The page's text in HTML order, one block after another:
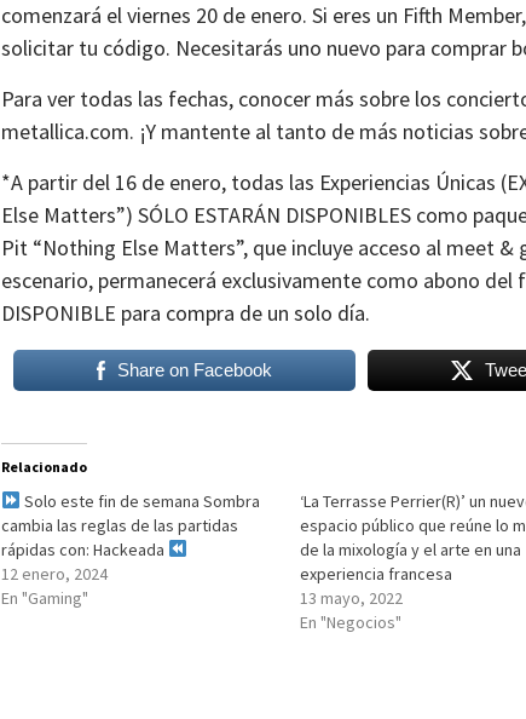
comenzará el viernes 20 de enero. Si eres un Fifth
solicitar tu código. Necesitarás uno nuevo para comprar
Para ver todas las fechas, conocer más sobre los
metallica.com. ¡Y mantente al tanto de más noticias
*A partir del 16 de enero, todas las Experiencias Únicas
Else Matters”) SÓLO ESTARÁN DISPONIBLES como
Pit “Nothing Else Matters”, que incluye acceso al meet
escenario, permanecerá exclusivamente como abono del
DISPONIBLE para compra de un solo día.
Share on Facebook
Relacionado
Solo este fin de semana Sombra
cambia las reglas de las partidas
rápidas con: Hackeada
12 enero, 2024
En "Gaming"
‘La Terrasse Perrier(R)’ un
espacio público que reúne lo
de la mixología y el arte en una
experiencia francesa
13 mayo, 2022
En "Negocios"